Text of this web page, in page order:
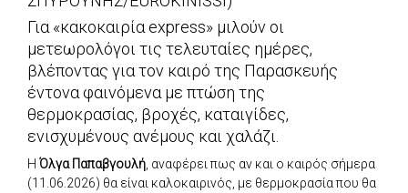
Για «κακοκαιρία express» μιλούν οι
μετεωρολόγοι τις τελευταίες ημέρες,
βλέποντας για τον καιρό της Παρασκευής
έντονα φαινόμενα με πτώση της
θερμοκρασίας, βροχές, καταιγίδες,
ενισχυμένους ανέμους και χαλάζι.
Η Όλγα Παπαβγουλή , αναφέρει πως αν και ο καιρός σήμερα
(11.06.2026) θα είναι καλοκαιρινός, με θερμοκρασία που θα